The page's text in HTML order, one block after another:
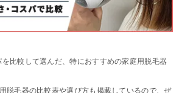
比較して選んだ、特におすすめの家庭用脱毛器
脱毛器の比較表や選び方も掲載しているので、ぜ